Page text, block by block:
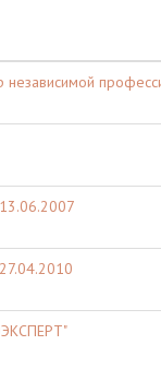
независимой